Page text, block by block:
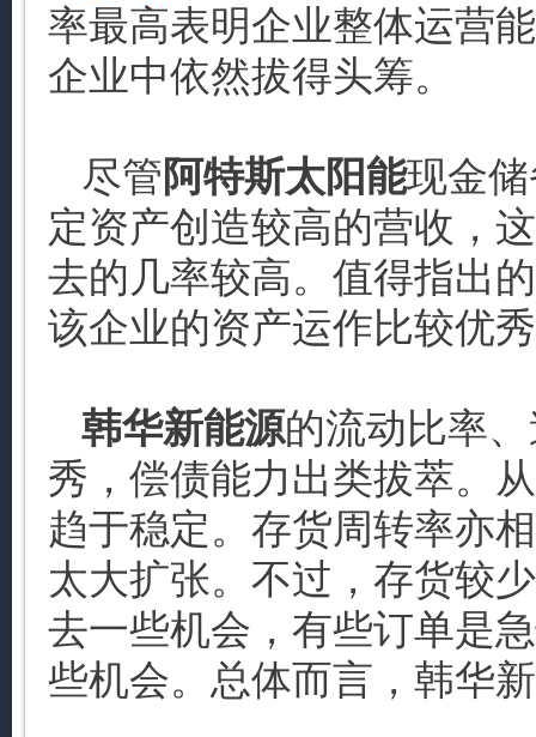
率最高表明企业整体运营
企业中依然拔得头筹。
尽管阿特斯太阳能现金
定资产创造较高的营收，
去的几率较高。值得指出
该企业的资产运作比较优
韩华新能源的流动比率
秀，偿债能力出类拔萃。
趋于稳定。存货周转率亦
太大扩张。不过，存货较
去一些机会，有些订单是
些机会。总体而言，韩华